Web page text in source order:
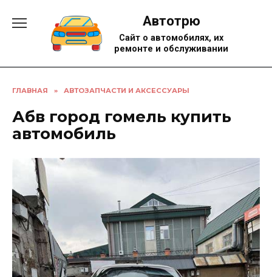
содержанию
Автотрю
Сайт о автомобилях, их
ремонте и обслуживании
ГЛАВНАЯ » АВТОЗАПЧАСТИ И АКСЕССУАРЫ
Абв город гомель купить
автомобиль